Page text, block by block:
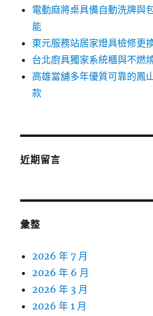
電動麻將桌具備自動洗牌與
能
東元服務站居家燈具檢修更
台北廚具獨家系統櫃與不燃
高雄當舖多年優質可靠的鳳
款
近期留言
彙整
2026 年 7 月
2026 年 6 月
2026 年 3 月
2026 年 1 月